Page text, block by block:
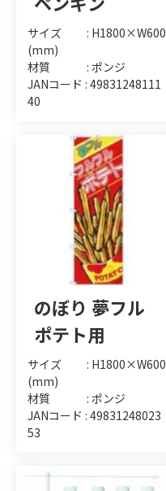
サイズ : H1800×W600
(mm)
材質 : ポンジ
JANコード : 49831248111
40
のぼり 夢フル
ポテト用
サイズ : H1800×W600
(mm)
材質 : ポンジ
JANコード : 49831248023
53